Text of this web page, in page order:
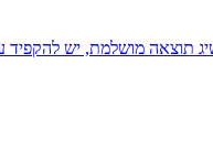
תוצאה מושלמת, יש להקפיד